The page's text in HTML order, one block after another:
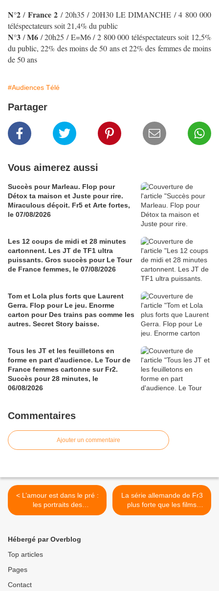
N°2 / France 2 / 20h35 / 20H30 LE DIMANCHE / 4 800 000
téléspectateurs soit 21,4% du public
N°3 /M6 / 20h25 / E=M6 / 2 800 000 téléspectateurs soit 12,5%
du public, 22% des moins de 50 ans et 22% des femmes de moins
de 50 ans
#Audiences Télé
Partager
Vous aimerez aussi
Succès pour Marleau. Flop pour
Détox ta maison et Juste pour rire.
Miraculous déçoit. Fr5 et Arte fortes,
le 07/08/2026
Les 12 coups de midi et 28 minutes
cartonnent. Les JT de TF1 ultra
puissants. Gros succès pour Le Tour
de France femmes, le 07/08/2026
Tom et Lola plus forts que Laurent
Gerra. Flop pour Le jeu. Enorme
carton pour Des trains pas comme les
autres. Secret Story baisse.
Tous les JT et les feuilletons en
forme en part d'audience. Le Tour de
France femmes cartonne sur Fr2.
Succès pour 28 minutes, le
06/08/2026
Commentaires
Ajouter un commentaire
< L’amour est dans le pré :
les portraits des
agriculteurs de la saison 18,
La série allemande de Fr3
plus forte que les films
américains de TF1 et Fr2.
Hébergé par Overblog
Top articles
Pages
Contact